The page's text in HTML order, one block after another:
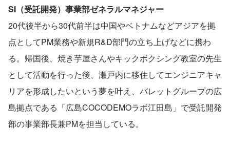
SI（受託開発）事業部ゼネラルマネジャー
20代後半から30代前半は中国やベトナムなどアジアを拠
点としてPM業務や新規R&D部門の立ち上げなどに携わ
る。帰国後、焼き芋屋さんやキックボクシング教室の先生
として活動を行った後、瀬戸内に移住してエンジニアキャ
リアを形成したいという夢を叶え、バレットグループの広
島拠点である「広島COCODEMOラボ江田島」で受託開発
部の事業部長兼PMを担当している。